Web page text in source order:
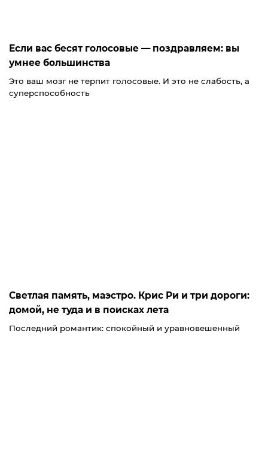
Если вас бесят голосовые — поздравляем: вы
умнее большинства
Это ваш мозг не терпит голосовые. И это не слабость, а
суперспособность
Светлая память, маэстро. Крис Ри и три дороги:
домой, не туда и в поисках лета
Последний романтик: спокойный и уравновешенный